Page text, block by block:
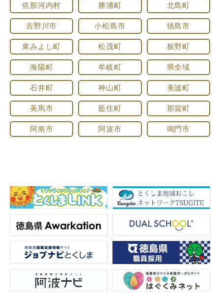
佐那河内村 勝浦町 北島町
吉野川市 小松島市 徳島市
東みよし町 松茂町 板野町
海陽町 牟岐町 県全域
石井町 神山町 美波町
美馬市 藍住町 那賀町
阿南市 阿波市 鳴門市